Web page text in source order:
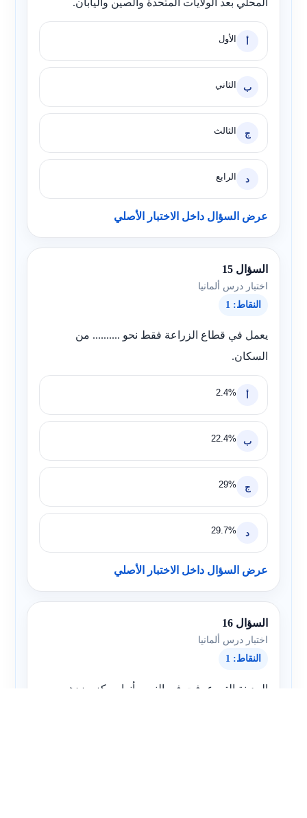
أ الأول
ب الثاني
ج الثالث
د الرابع
عرض السؤال داخل الاختبار الأصلي
السؤال 15
اختبار درس ألمانيا
النقاط: 1
يعمل في قطاع الزراعة فقط نحو .......... من
السكان.
أ 2.4%
ب 22.4%
ج 29%
د 29.7%
عرض السؤال داخل الاختبار الأصلي
السؤال 16
اختبار درس ألمانيا
النقاط: 1
المدينة التي عرفت في النص بأنها مركز مزدهر